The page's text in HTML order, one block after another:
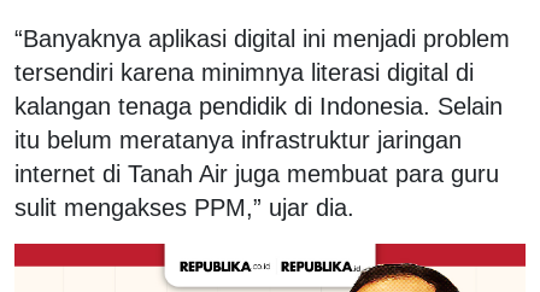
“Banyaknya aplikasi digital ini menjadi problem
tersendiri karena minimnya literasi digital di
kalangan tenaga pendidik di Indonesia. Selain
itu belum meratanya infrastruktur jaringan
internet di Tanah Air juga membuat para guru
sulit mengakses PPM,” ujar dia.